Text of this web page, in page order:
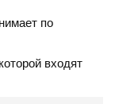
по
входят